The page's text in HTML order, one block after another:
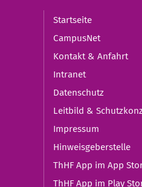
Startseite
CampusNet
Kontakt & Anfahrt
Intranet
Datenschutz
Leitbild &
Impressum
Hinweisgeberstelle
ThHF App im App
ThHF App im Play